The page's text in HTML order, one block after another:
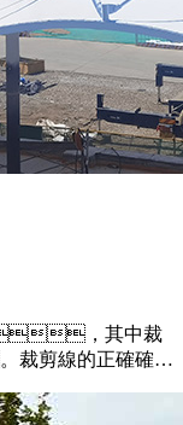
，其中裁
剪線的正確確定